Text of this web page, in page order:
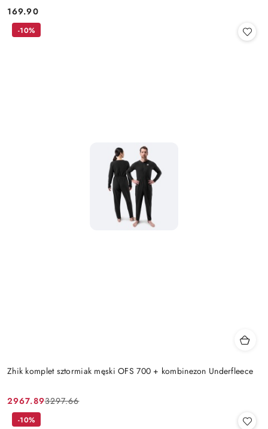
Cena:
169.90
Zhik komplet sztormiak męski OFS 700 + kombinezon Underfleece
Cena
promocyjna:
2967.89
Cena
przed
3297.66
-10%
-10%